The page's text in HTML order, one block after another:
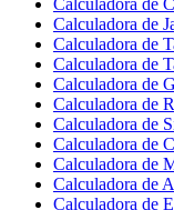
Calculadora de
Calculadora de
Calculadora de
Calculadora de
Calculadora de
Calculadora de
Calculadora de
Calculadora de
Calculadora de
Calculadora de